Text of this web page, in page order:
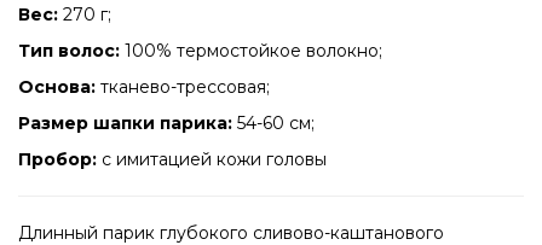
Вес: 270 г;
Тип волос: 100% термостойкое волокно;
Основа: тканево-трессовая;
Размер шапки парика: 54-60 см;
Пробор: с имитацией кожи головы
Длинный парик глубокого сливово-каштанового